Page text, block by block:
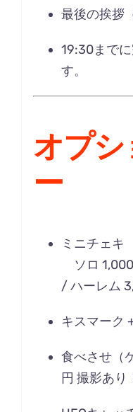
最後の挨拶
19:30まで
す。
オプ
ー
ミニチェキ
ソロ
/ ハーレム
キスマーク
食べさせ（
円 撮影あり